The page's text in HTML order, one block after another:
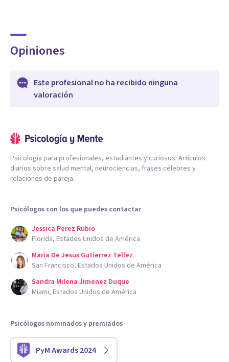
Opiniones
Este profesional no ha recibido ninguna
valoración
Psicología para profesionales, estudiantes y curiosos. Artículos
diarios sobre salud mental, neurociencias, frases célebres y
relaciones de pareja.
Psicólogos con los que puedes contactar
Jessica Perez Rubio
Florida, Estados Unidos de América
Maria De Jesus Gutierrez Tellez
San Francisco, Estados Unidos de América
Sandra Milena Jimenez Duque
Miami, Estados Unidos de América
Psicólogos nominados y premiados
PyM Awards 2024